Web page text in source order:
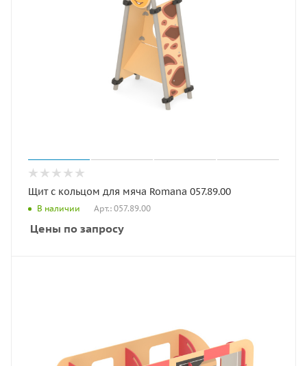
Щит с кольцом для мяча Romana 057.89.00
В наличии Арт.: 057.89.00
Цены по запросу